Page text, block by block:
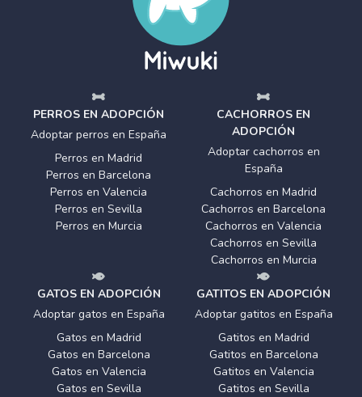
PERROS EN ADOPCIÓN
Adoptar perros en España
Perros en Madrid
Perros en Barcelona
Perros en Valencia
Perros en Sevilla
Perros en Murcia
CACHORROS EN
ADOPCIÓN
Adoptar cachorros en
España
Cachorros en Madrid
Cachorros en Barcelona
Cachorros en Valencia
Cachorros en Sevilla
Cachorros en Murcia
GATOS EN ADOPCIÓN
Adoptar gatos en España
Gatos en Madrid
Gatos en Barcelona
Gatos en Valencia
Gatos en Sevilla
GATITOS EN ADOPCIÓN
Adoptar gatitos en España
Gatitos en Madrid
Gatitos en Barcelona
Gatitos en Valencia
Gatitos en Sevilla